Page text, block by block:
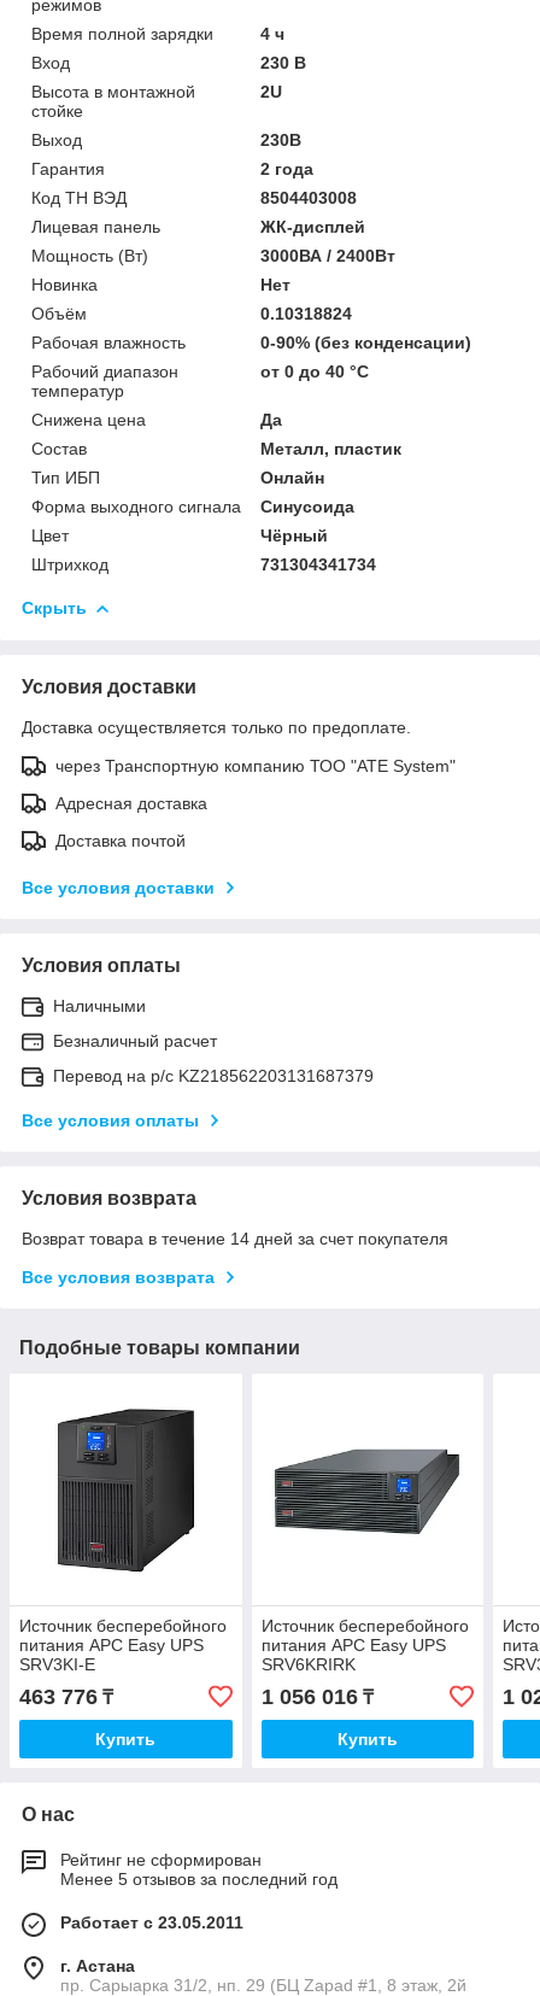
режимов
Время полной зарядки
4 ч
Вход
230 В
Высота в монтажной
стойке
2U
Выход
230В
Гарантия
2 года
Код ТН ВЭД
8504403008
Лицевая панель
ЖК-дисплей
Мощность (Bт)
3000ВА / 2400Вт
Новинка
Нет
Объём
0.10318824
Рабочая влажность
0-90% (без конденсации)
Рабочий диапазон
температур
от 0 до 40 °С
Снижена цена
Да
Состав
Металл, пластик
Тип ИБП
Онлайн
Форма выходного сигнала
Синусоида
Цвет
Чёрный
Штрихкод
731304341734
Скрыть
Условия доставки
Доставка осуществляется только по предоплате.
через Транспортную компанию ТОО "ATE System"
Адресная доставка
Доставка почтой
Все условия доставки
Условия оплаты
Наличными
Безналичный расчет
Перевод на р/с KZ218562203131687379
Все условия оплаты
Условия возврата
Возврат товара в течение 14 дней за счет покупателя
Все условия возврата
Подобные товары компании
Источник бесперебойного
питания APC Easy UPS
SRV3KI-E
463 776 ₸
Купить
Источник бесперебойного
питания APC Easy UPS
SRV6KRIRK
1 056 016₸
Купить
1
О нас
Рейтинг не сформирован
Менее 5 отзывов за последний год
Работает с 23.05.2011
г. Астана
пр. Сарыарка 31/2, нп. 29 (БЦ Zapad #1, 8 этаж, 2й